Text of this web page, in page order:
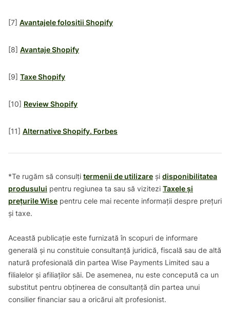
[7] Avantajele folositii Shopify
[8] Avantaje Shopify
[9] Taxe Shopify
[10] Review Shopify
[11] Alternative Shopify. Forbes
*Te rugăm să consulți termenii de utilizare și disponibilitatea
produsului pentru regiunea ta sau să vizitezi Taxele și
prețurile Wise pentru cele mai recente informații despre prețuri
și taxe.
Această publicație este furnizată în scopuri de informare
generală și nu constituie consultanță juridică, fiscală sau de altă
natură profesională din partea Wise Payments Limited sau a
filialelor și afiliaților săi. De asemenea, nu este concepută ca un
substitut pentru obținerea de consultanță din partea unui
consilier financiar sau a oricărui alt profesionist.